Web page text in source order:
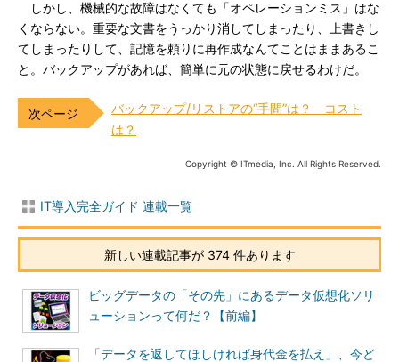
しかし、機械的な故障はなくても「オペレーションミス」はな
くならない。重要な文書をうっかり消してしまったり、上書きし
てしまったりして、記憶を頼りに再作成なんてことはままあるこ
と。バックアップがあれば、簡単に元の状態に戻せるわけだ。
バックアップ/リストアの“手間”は？ コスト
は？
Copyright © ITmedia, Inc. All Rights Reserved.
IT導入完全ガイド 連載一覧
新しい連載記事が 374 件あります
ビッグデータの「その先」にあるデータ仮想化ソリ
ューションって何だ？【前編】
「データを返してほしければ身代金を払え」、今ど